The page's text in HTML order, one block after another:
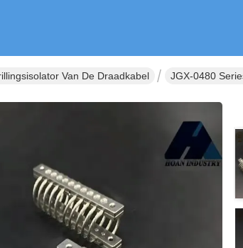
Van De Draadkabel JGX-0480